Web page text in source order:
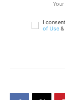
I
of Use &